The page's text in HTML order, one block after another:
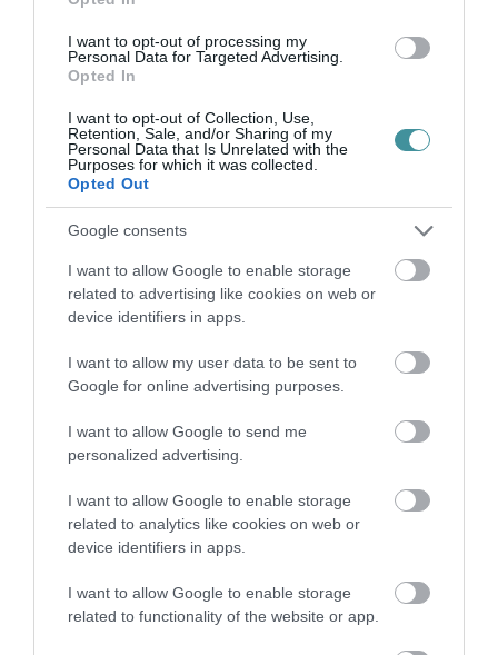
I want to opt-out of processing my
Personal Data for Targeted Advertising.
Opted In
I want to opt-out of Collection, Use,
Retention, Sale, and/or Sharing of my
Personal Data that Is Unrelated with the
Purposes for which it was collected.
Opted Out
Google consents
I want to allow Google to enable storage
related to advertising like cookies on web or
device identifiers in apps.
I want to allow my user data to be sent to
Google for online advertising purposes.
I want to allow Google to send me
personalized advertising.
I want to allow Google to enable storage
related to analytics like cookies on web or
device identifiers in apps.
I want to allow Google to enable storage
related to functionality of the website or app.
TÍZ ÉVE NEM VOLT ILYEN ALACSONY AZ
ÖS FŐÚTON EGERBEN
2026. augusztus 07|Eger ügye
HALMENTÉS SZARVASKŐNÉL: ŐSHONOS
ÉS VÉDETT HALAKAT MENTETT...
2026. augusztus 07